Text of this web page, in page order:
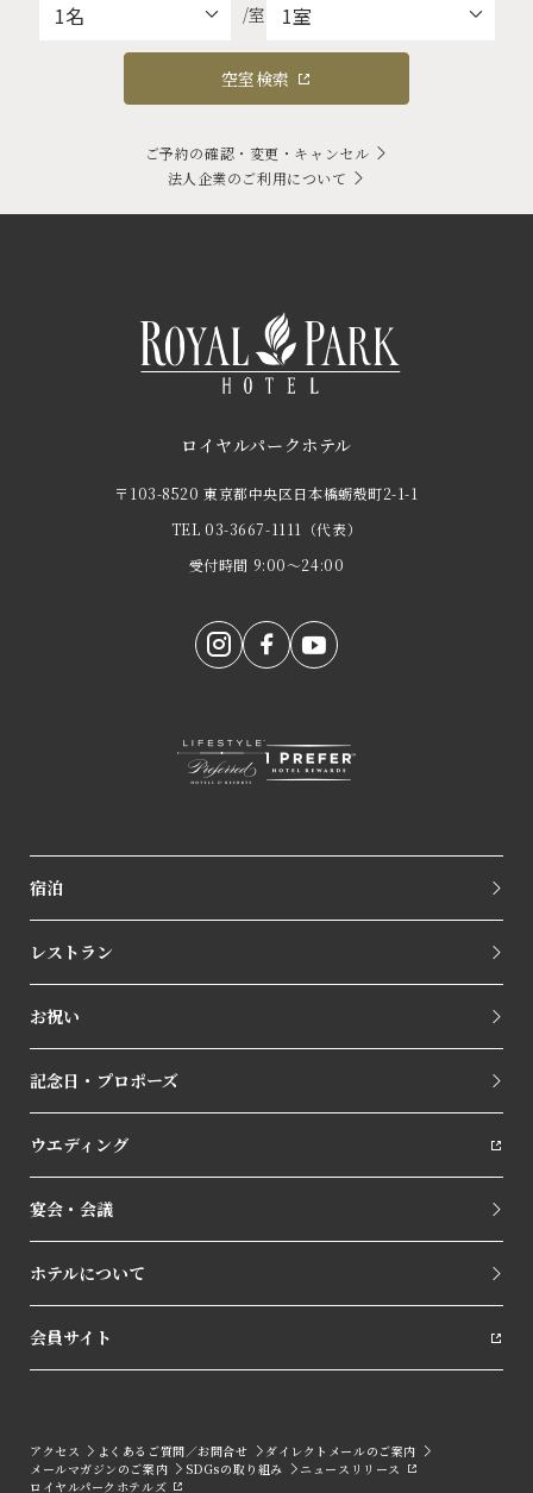
/室
空室検索
ご予約の確認・変更・キャンセル
法人企業のご利用について
ロイヤルパークホテル
〒103-8520 東京都中央区日本橋蛎殻町2-1-1
TEL 03-3667-1111
（代表）
受付時間 9:00～24:00
宿泊
レストラン
お祝い
記念日・プロポーズ
ウエディング
宴会・会議
ホテルについて
会員サイト
アクセス よくあるご質問／お問合せ
ダイレクトメールのご案内
メールマガジンのご案内
SDGsの取り組み
ニュースリリース
ロイヤルパークホテルズ